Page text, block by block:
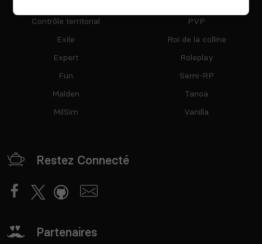
Contrôle territorial
Exile
Expert
Fun
Malden
MilSim
PVP
Roi de la colline
Roleplay
Semi-RP
Tanoa
Vanilla
Restez Connecté
Partenaires